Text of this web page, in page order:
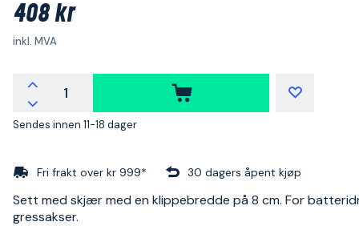
408 kr
inkl. MVA
Sendes innen 11-18 dager
Fri frakt over kr 999* 30 dagers åpent kjøp
Sett med skjær med en klippebredde på 8 cm. For
gressakser.